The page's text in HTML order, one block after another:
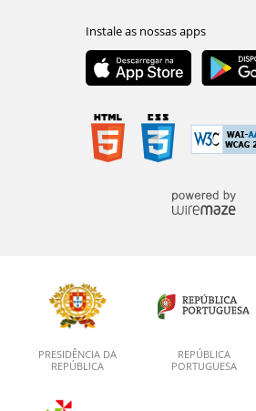
PRESIDÊNCIA DA
REPÚBLICA
REPÚBLICA
PORTUGUESA